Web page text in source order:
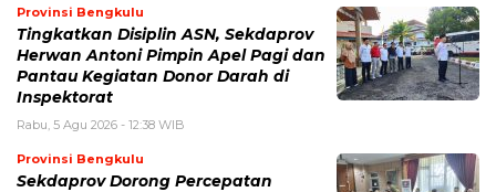
Provinsi Bengkulu
Tingkatkan Disiplin ASN, Sekdaprov
Herwan Antoni Pimpin Apel Pagi dan
Pantau Kegiatan Donor Darah di
Inspektorat
Rabu, 5 Agu 2026 - 12:38 WIB
Provinsi Bengkulu
Sekdaprov Dorong Percepatan